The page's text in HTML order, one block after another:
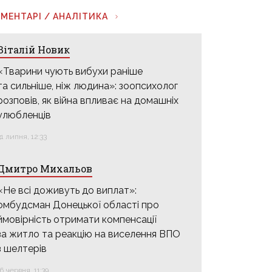
/ АНАЛІТИКА
Новик
чують вибухи раніше
сильніше, ніж людина»: зоопсихолог
як війна впливає на домашніх
липня, 12:33
Михальов
всі доживуть до виплат»:
Донецької області про
отримати компенсації
житло та реакцію на виселення ВПО
шелтерів
червня, 11:39